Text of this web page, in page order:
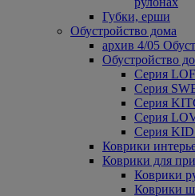
Губки, ерши
Обустройство дома
архив 4/05
Обустройство
Серия
Серия
Серия
Серия
Серия
Коврики
Коврики для
Коврики
Коврики